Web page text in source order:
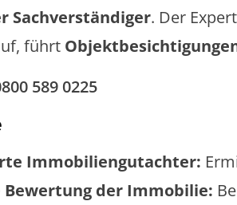
Sachverständiger. Der
führt
589 0225
Immobiliengutachter:
der Immobilie: